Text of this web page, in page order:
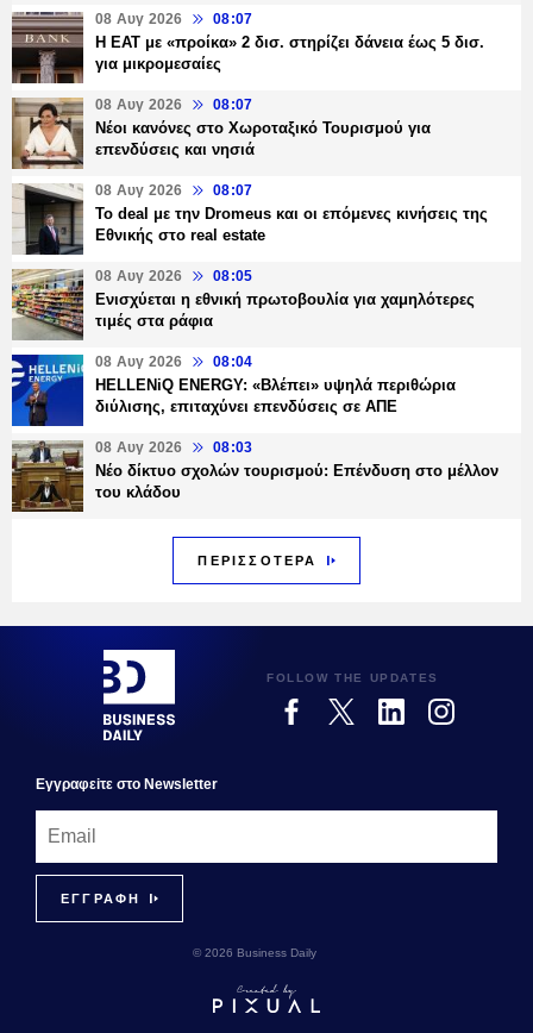
08 Αυγ 2026 08:07
Η ΕΑΤ με «προίκα» 2 δισ. στηρίζει δάνεια έως 5 δισ.
για μικρομεσαίες
08 Αυγ 2026 08:07
Νέοι κανόνες στο Χωροταξικό Τουρισμού για
επενδύσεις και νησιά
08 Αυγ 2026 08:07
Το deal με την Dromeus και οι επόμενες κινήσεις της
Εθνικής στο real estate
08 Αυγ 2026 08:05
Ενισχύεται η εθνική πρωτοβουλία για χαμηλότερες
τιμές στα ράφια
08 Αυγ 2026 08:04
HELLENiQ ENERGY: «Βλέπει» υψηλά περιθώρια
διύλισης, επιταχύνει επενδύσεις σε ΑΠΕ
08 Αυγ 2026 08:03
Νέο δίκτυο σχολών τουρισμού: Επένδυση στο μέλλον
του κλάδου
ΠΕΡΙΣΣΟΤΕΡΑ
FOLLOW THE UPDATES
Εγγραφεiτε στο Newsletter
© 2026 Business Daily